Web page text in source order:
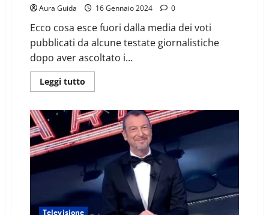
Aura Guida 16 Gennaio 2024 0
Ecco cosa esce fuori dalla media dei voti
pubblicati da alcune testate giornalistiche
dopo aver ascoltato i...
Leggi tutto
Televisione